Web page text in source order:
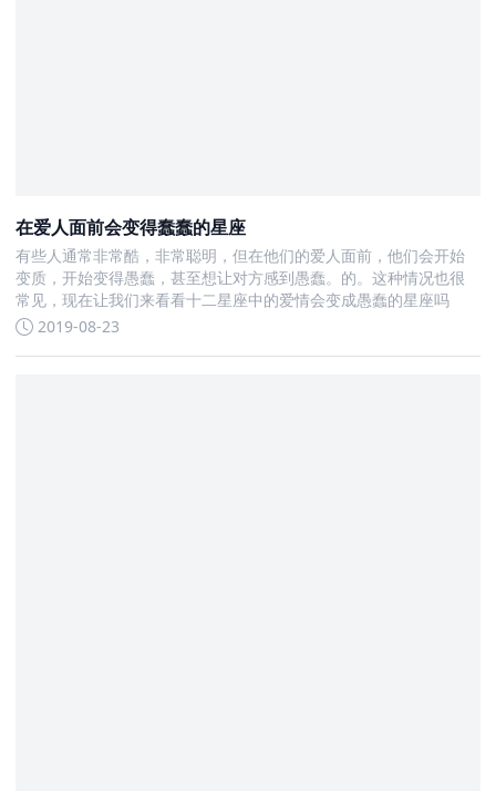
在爱人面前会变得蠢蠢的星座
有些人通常非常酷，非常聪明，但在他们的爱人面前，他们会开始
变质，开始变得愚蠢，甚至想让对方感到愚蠢。的。这种情况也很
常见，现在让我们来看看十二星座中的爱情会变成愚蠢的星座吗
2019-08-23